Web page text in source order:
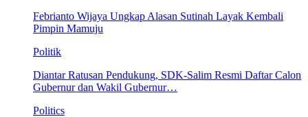
Febrianto Wijaya Ungkap Alasan Sutinah Layak Kembali
Pimpin Mamuju
Politik
Diantar Ratusan Pendukung, SDK-Salim Resmi Daftar Calon
Gubernur dan Wakil Gubernur…
Politics